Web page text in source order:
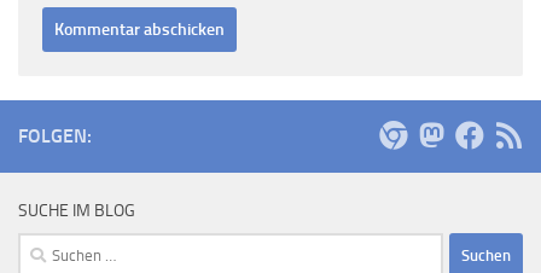
FOLGEN:
SUCHE IM BLOG
Suchen